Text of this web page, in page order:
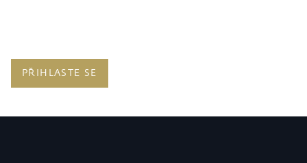
PŘIHLASTE SE